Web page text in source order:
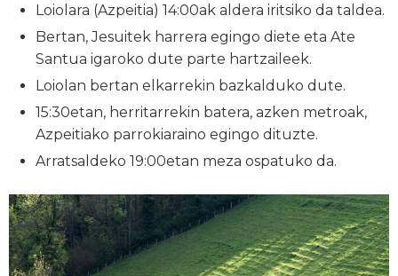
Loiolara (Azpeitia) 14:00ak aldera iritsiko da taldea.
Bertan, Jesuitek harrera egingo diete eta Ate
Santua igaroko dute parte hartzaileek.
Loiolan bertan elkarrekin bazkalduko dute.
15:30etan, herritarrekin batera, azken metroak,
Azpeitiako parrokiaraino egingo dituzte.
Arratsaldeko 19:00etan meza ospatuko da.